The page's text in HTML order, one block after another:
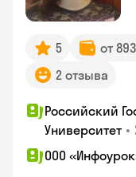
5 от
2 отзыва
Российский
Университет •
ООО